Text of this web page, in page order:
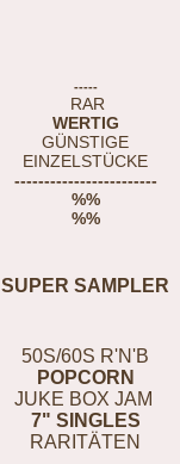
-----
RAR
WERTIG
GÜNSTIGE
EINZELSTÜCKE
------------------------
%%
%%
SUPER SAMPLER
50S/60S R'N'B
POPCORN
JUKE BOX JAM
7" SINGLES
RARITÄTEN